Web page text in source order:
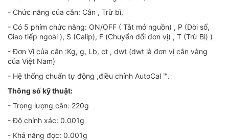
- Chức năng của cân: Cân , Trừ bì.
- Có 5 phím chức năng: ON/OFF ( Tắt mở nguồn) , P (Dời số,
Giao tiếp ngoài ), S (Calip), F (Chuyển đổi đơn vị) , T (Trừ Bì) )
- Đơn Vị của cân :Kg, g, Lb, ct , dwt (dwt là đơn vị cân vàng
của Việt Nam)
- Hệ thống chuẩn tự động ,điều chỉnh AutoCal ™.
Thông số kỹ thuật:
- Trọng lượng cân: 220g
- Độ chính xác: 0.001g
- Khả năng đọc: 0.001g